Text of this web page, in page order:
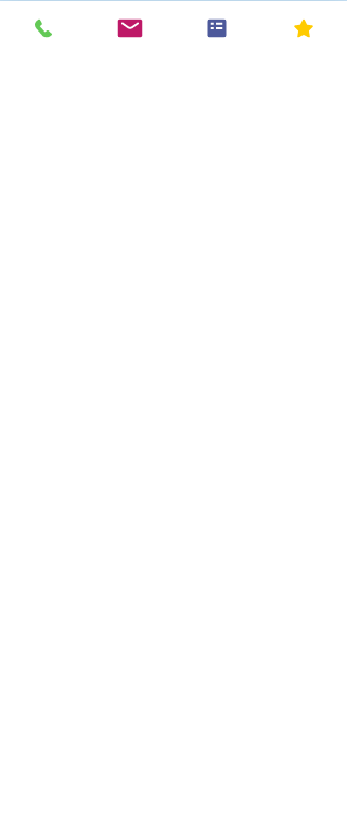
Gebruik van de regeling is niet
verplicht. Wil de scholier of student